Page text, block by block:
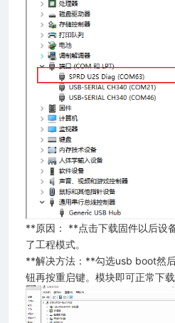
**原因： **点击下载固件以后设
了工程模式。
**解决方法：**勾选usb boot然
钮再按重启键。模块即可正常下载